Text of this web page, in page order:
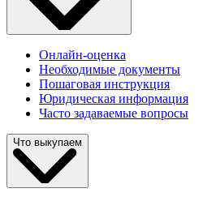
Онлайн-оценка
Необходимые документы
Пошаговая инструкция
Юридическая информация
Часто задаваемые вопросы
Что выкупаем